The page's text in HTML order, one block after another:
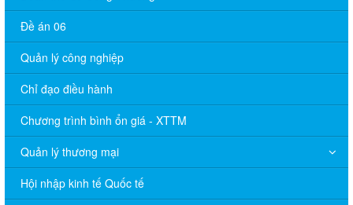
Đề án 06
Quản lý công nghiệp
Chỉ đạo điều hành
Chương trình bình ổn giá - XTTM
Quản lý thương mại
Hội nhập kinh tế Quốc tế